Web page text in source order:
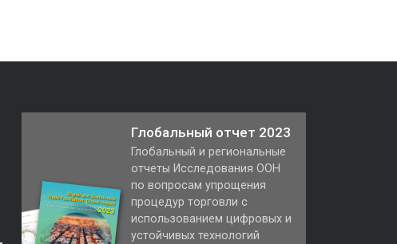
Глобальный отчет 2023
Глобальный и региональные
отчеты Исследования ООН
по вопросам упрощения
процедур торговли с
использованием цифровых и
устойчивых технологий